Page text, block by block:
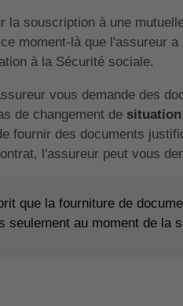
la souscription à une
moment-là que l'assureur
à la Sécurité sociale.
vous demande des
de changement de
fournir des documents
l'assureur peut vous
que la fourniture de
seulement au moment de la